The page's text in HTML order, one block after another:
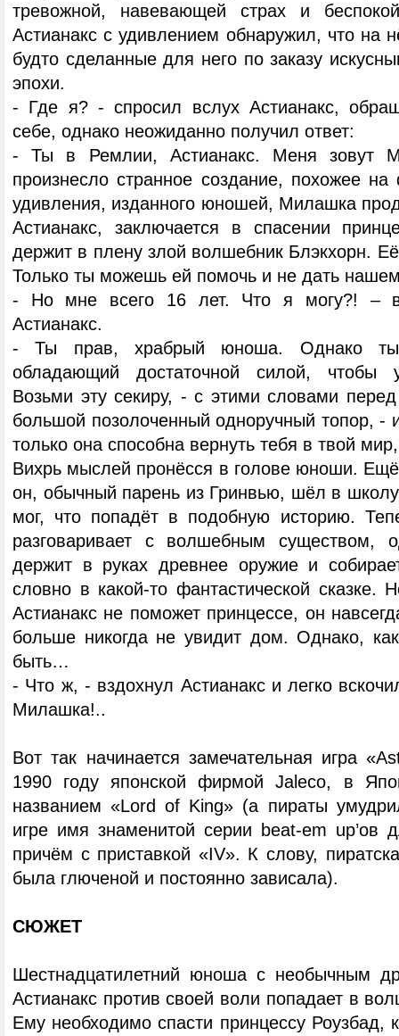
тревожной, навевающей страх и
Астианакс с удивлением обнаружил, что на
будто сделанные для него по заказу
эпохи.
- Где я? - спросил вслух Астианакс,
себе, однако неожиданно получил ответ:
- Ты в Ремлии, Астианакс. Меня зовут
произнесло странное создание, похожее
удивления, изданного юношей, Милашка
Астианакс, заключается в спасении
держит в плену злой волшебник Блэкхорн.
Только ты можешь ей помочь и не дать
- Но мне всего 16 лет. Что я могу?! – в
Астианакс.
- Ты прав, храбрый юноша. Однако
обладающий достаточной силой, чтобы
Возьми эту секиру, - с этими словами
большой позолоченный одноручный топор, -
только она способна вернуть тебя в твой
Вихрь мыслей пронёсся в голове юноши. Ещё
он, обычный парень из Гринвью, шёл в
мог, что попадёт в подобную историю.
разговаривает с волшебным существом,
держит в руках древнее оружие и
словно в какой-то фантастической сказке.
Астианакс не поможет принцессе, он
больше никогда не увидит дом. Однако,
быть…
- Что ж, - вздохнул Астианакс и легко
Милашка!..
Вот так начинается замечательная игра
1990 году японской фирмой Jaleco, в
названием «Lord of King» (а пираты
игре имя знаменитой серии beat-em up’ов
причём с приставкой «IV». К слову,
была глюченой и постоянно зависала).
СЮЖЕТ
Шестнадцатилетний юноша с необычным
Астианакс против своей воли попадает в
Ему необходимо спасти принцессу Роузбад,